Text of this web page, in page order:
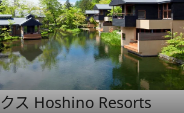
ス Hoshino Resorts